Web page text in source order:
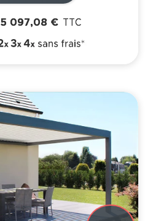
5 097,08 € TTC